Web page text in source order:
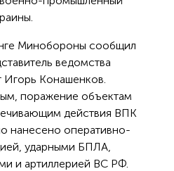
Минобороны сообщил
ведомства
Игорь Конашенков.
поражение объектам
действия ВПК
нанесено оперативно-
ударными БПЛА,
и артиллерией ВС РФ.